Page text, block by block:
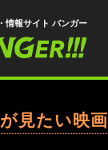
情報サイト バンガー
見たい映